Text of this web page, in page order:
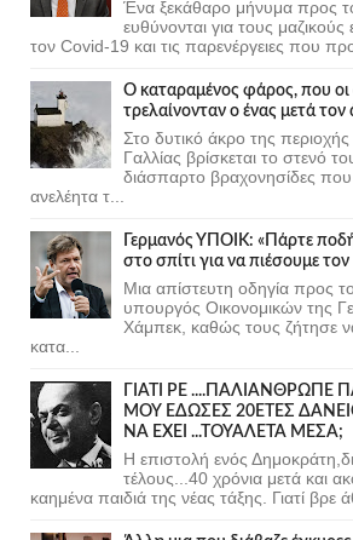
Ένα ξεκάθαρο μήνυμα προς
ευθύνονται για τους
τον Covid-19 και τις παρενέργειες που
Ο καταραμένος φάρος, που
τρελαίνονταν ο ένας μετά τον
Στο δυτικό άκρο της
Γαλλίας βρίσκεται το στενό
διάσπαρτο βραχονησίδες που
ανελέητα τ...
Γερμανός ΥΠΟΙΚ: «Πάρτε
στο σπίτι για να πιέσουμε
Μια απίστευτη οδηγία προς
υπουργός Οικονομικών της
Χάμπεκ, καθώς τους ζήτησε
κατα...
ΓΙΑΤΙ ΡΕ
ΜΟΥ ΕΔΩΣΕΣ 20ΕΤΕΣ
ΝΑ ΕΧΕΙ ...ΤΟΥΑΛΕΤΑ ΜΕΣΑ;
Η επιστολή ενός
τέλους...40 χρόνια μετά και
καημένα παιδιά της νέας τάξης. Γιατί βρε